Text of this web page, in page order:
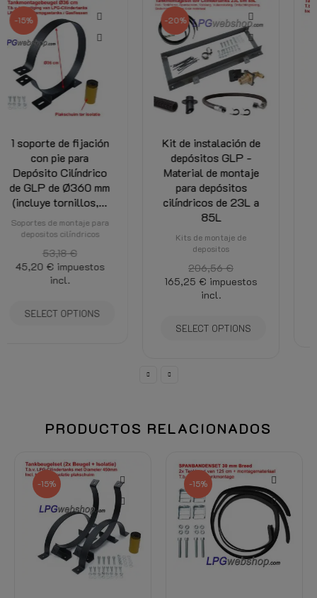
-20%
Kit de instalación de
depósitos GLP -
Material de montaje
para depósitos
cilíndricos de 23L a
Kits de montaje de
depositos
206,56 €
165,25 €
-15%
Juego de soportes
para tanques (2
soportes +
aislamiento) para
Depósito Cilíndrico
de GLP con un...
Fijaciones para depositos
186,34 €
158,39 € impuestos
incl.
PRODUCTOS RELACIONADOS
-15%